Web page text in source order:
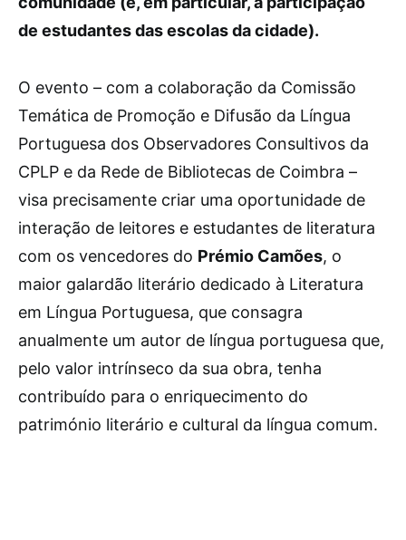
de estudantes das escolas da cidade).
O evento – com a colaboração da Comissão
Temática de Promoção e Difusão da Língua
Portuguesa dos Observadores Consultivos da
CPLP e da Rede de Bibliotecas de Coimbra –
visa precisamente criar uma oportunidade de
interação de leitores e estudantes de literatura
com os vencedores do Prémio Camões, o
maior galardão literário dedicado à Literatura
em Língua Portuguesa, que consagra
anualmente um autor de língua portuguesa que,
pelo valor intrínseco da sua obra, tenha
contribuído para o enriquecimento do
património literário e cultural da língua comum.